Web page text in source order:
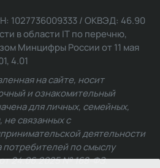
1027736009333 / ОКВЭД: 46.90
в области IT по перечню,
Минцифры России от 11 мая
4.01
на сайте, носит
и ознакомительный
для личных, семейных,
связанных с
деятельности
потребителей по смыслу
24.06.2025 № 168-ФЗ.